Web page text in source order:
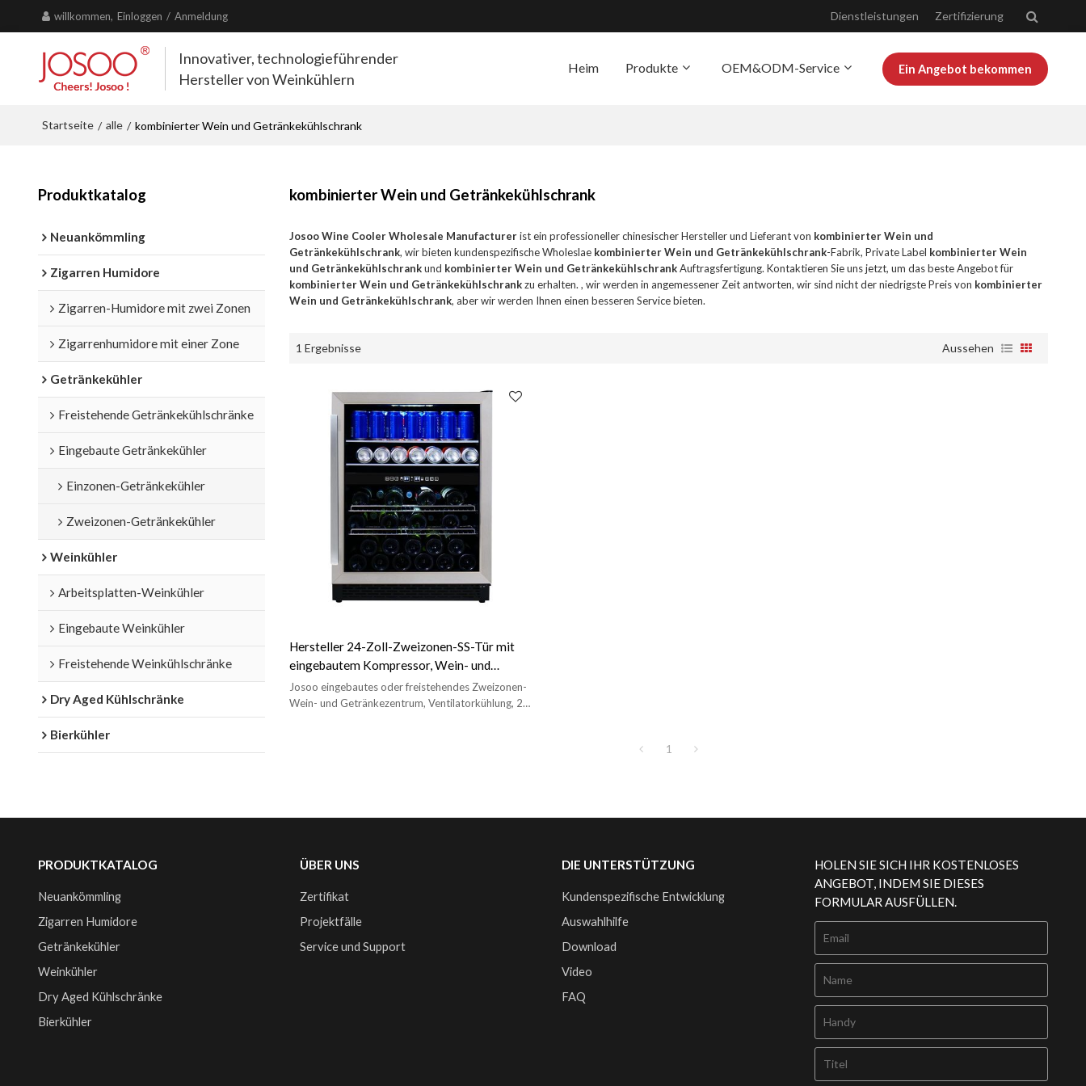
willkommen, Einloggen / Anmeldung Dienstleistungen Zertifizierung
Innovativer, technologieführender
Hersteller von Weinkühlern
Heim Produkte OEM&ODM-Service Ein Angebot bekommen
Startseite / alle / kombinierter Wein und Getränkekühlschrank
Produktkatalog
Neuankömmling
Zigarren Humidore
Zigarren-Humidore mit zwei Zonen
Zigarrenhumidore mit einer Zone
Getränkekühler
Freistehende Getränkekühlschränke
Eingebaute Getränkekühler
Einzonen-Getränkekühler
Zweizonen-Getränkekühler
Weinkühler
Arbeitsplatten-Weinkühler
Eingebaute Weinkühler
Freistehende Weinkühlschränke
Dry Aged Kühlschränke
Bierkühler
kombinierter Wein und Getränkekühlschrank
Josoo Wine Cooler Wholesale Manufacturerist ein professioneller chinesischer Hersteller und Lieferant von kombinierter Wein und
Getränkekühlschrank, wir bieten kundenspezifische Wholeslae kombinierter Wein und Getränkekühlschrank-Fabrik, Private Label kombinierter Wein
und Getränkekühlschrankund kombinierter Wein und GetränkekühlschrankAuftragsfertigung. Kontaktieren Sie uns jetzt, um das beste Angebot für
kombinierter Wein und Getränkekühlschrankzu erhalten. , wir werden in angemessener Zeit antworten, wir sind nicht der niedrigste Preis von kombinierter
Wein und Getränkekühlschrank, aber wir werden Ihnen einen besseren Service bieten.
1 Ergebnisse Aussehen
Hersteller 24-Zoll-Zweizonen-SS-Tür mit
eingebautem Kompressor, Wein- und
Getränkekühlschrank ZS-B145 mit
Getränke-Chromregal
Josoo eingebautes oder freistehendes Zweizonen-
Wein- und Getränkezentrum, Ventilatorkühlung, 2
1
PRODUKTKATALOG
Neuankömmling
Zigarren Humidore
Getränkekühler
Weinkühler
Dry Aged Kühlschränke
Bierkühler
ÜBER UNS
Zertifikat
Projektfälle
Service und Support
DIE UNTERSTÜTZUNG
Kundenspezifische Entwicklung
Auswahlhilfe
Download
Video
FAQ
HOLEN SIE SICH IHR KOSTENLOSES
ANGEBOT, INDEM SIE DIESES
FORMULAR AUSFÜLLEN.